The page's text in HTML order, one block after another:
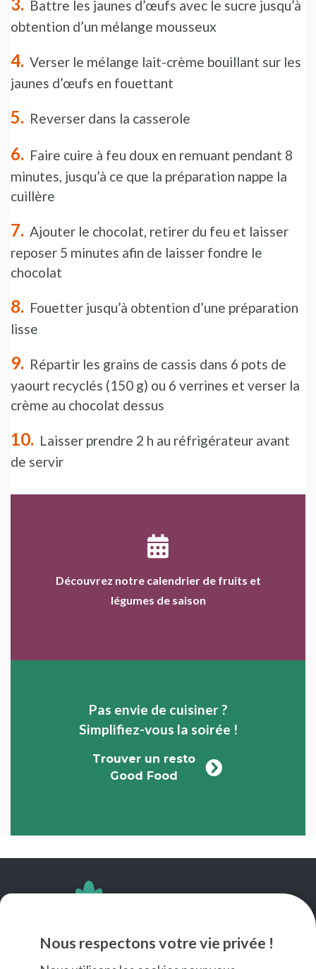
Nous respectons votre vie privée !
Battre les jaunes d’œufs avec le sucre jusqu’à
obtention d’un mélange mousseux
Verser le mélange lait-crème bouillant sur les
jaunes d’œufs en fouettant
Reverser dans la casserole
Faire cuire à feu doux en remuant pendant 8
minutes, jusqu’à ce que la préparation nappe la
cuillère
Ajouter le chocolat, retirer du feu et laisser
reposer 5 minutes afin de laisser fondre le
chocolat
Fouetter jusqu’à obtention d’une préparation
lisse
Répartir les grains de cassis dans 6 pots de
yaourt recyclés (150 g) ou 6 verrines et verser la
crème au chocolat dessus
Laisser prendre 2 h au réfrigérateur avant
de servir
Découvrez notre calendrier de fruits et
légumes de saison
Pas envie de cuisiner ?
Simplifiez-vous la soirée !
Trouver un resto
Good Food